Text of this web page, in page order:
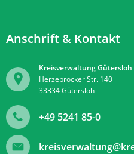
Anschrift & Kontakt
Kreisverwaltung Gütersloh
Herzebrocker Str. 140
33334Gütersloh
+49 5241 85-0